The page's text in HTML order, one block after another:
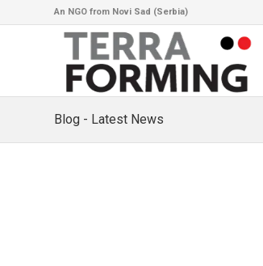
An NGO from Novi Sad (Serbia)
Blog - Latest News